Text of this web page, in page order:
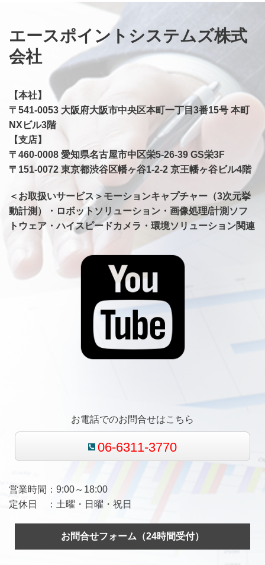
エースポイントシステムズ株式
会社
【本社】
〒541-0053 大阪府大阪市中央区本町一丁目3番15号 本町
NXビル3階
【支店】
​〒460-0008 愛知県名古屋市中区栄5-26-39 GS栄3F
〒151-0072 東京都渋谷区幡ヶ谷1-2-2 京王幡ヶ谷ビル4階
＜お取扱いサービス＞モーションキャプチャー（3次元挙
動計測）・ロボットソリューション・画像処理/計測ソフ
トウェア・ハイスピードカメラ・環境ソリューション関連
お電話でのお問合せはこちら
06-6311-3770
営業時間：9:00～18:00
定休日 ：土曜・日曜・祝日
お問合せフォーム（24時間受付）